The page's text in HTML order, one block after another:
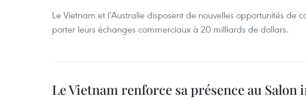
Le Vietnam et l’Australie disposent de nouvelles opportunités de
porter leurs échanges commerciaux à 20 milliards de dollars.
Le Vietnam renforce sa présence au